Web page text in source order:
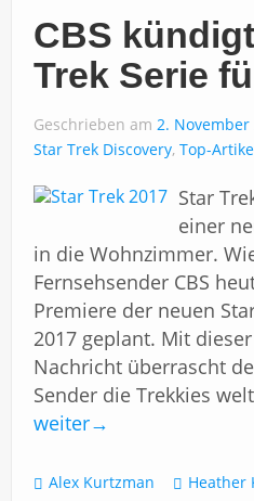
CBS
Trek Serie
Geschrieben am 2. November
Star Trek Discovery, Top-
Star
einer
in die Wohnzimmer.
Fernsehsender CBS
Premiere der neuen
2017 geplant. Mit
Nachricht überrascht
Sender die Trekkies
weiter→
Alex Kurtzman Heather